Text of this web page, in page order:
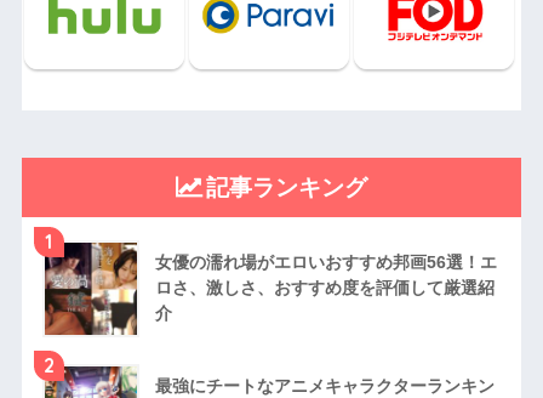
記事ランキング
1
女優の濡れ場がエロいおすすめ邦画56選！エ
ロさ、激しさ、おすすめ度を評価して厳選紹
介
2
最強にチートなアニメキャラクターランキン